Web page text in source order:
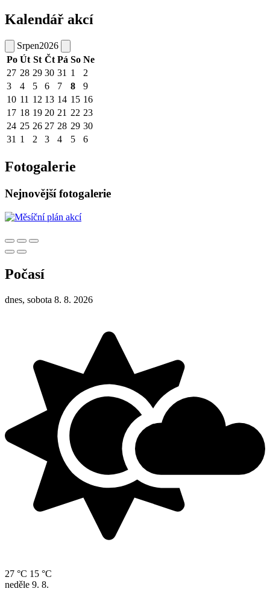
Kalendář akcí
Srpen2026
Po Út St Čt Pá So Ne
27 28 29 30 31 1
2
3
4 5 6 7 8
9
10 11 12 13 14 15 16
17 18 19 20 21 22 23
24 25 26 27 28 29 30
31 1 2 3 4 5 6
Fotogalerie
Nejnovější fotogalerie
Počasí
dnes, sobota 8. 8. 2026
27 °C 15 °C
neděle 9. 8.